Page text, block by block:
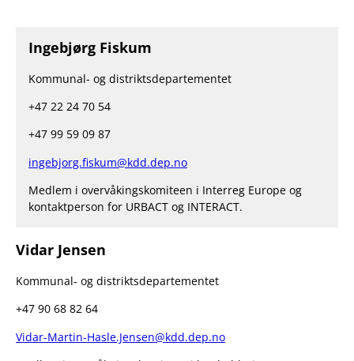
Ingebjørg Fiskum
Kommunal- og distriktsdepartementet
+47 22 24 70 54
+47 99 59 09 87
ingebjorg.fiskum@kdd.dep.no
Medlem i overvåkingskomiteen i Interreg Europe og
kontaktperson for URBACT og INTERACT.
Vidar Jensen
Kommunal- og distriktsdepartementet
+47 90 68 82 64
Vidar-Martin-Hasle.Jensen@kdd.dep.no